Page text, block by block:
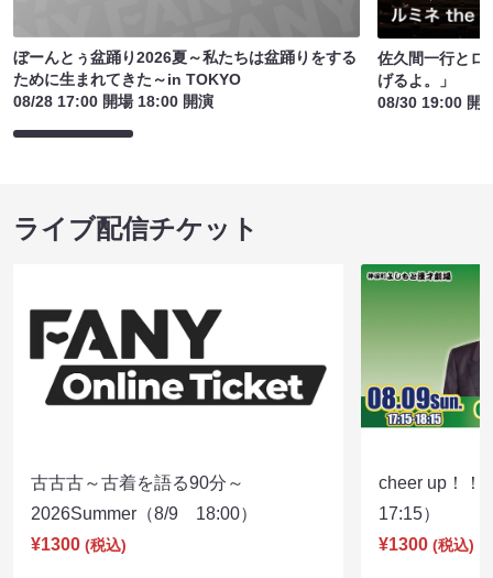
ぼーんとぅ盆踊り2026夏～私たちは盆踊りをする
ために生まれてきた～in TOKYO
08/28 17:00 開場 18:00 開演
佐久間一行とロ
げるよ。」
08/30 19:00 開
ライブ配信チケット
古古古～古着を語る90分～
2026Summer（8/9 18:00）
¥1300 (税込)
cheer up！
17:15）
¥1300 (税込)